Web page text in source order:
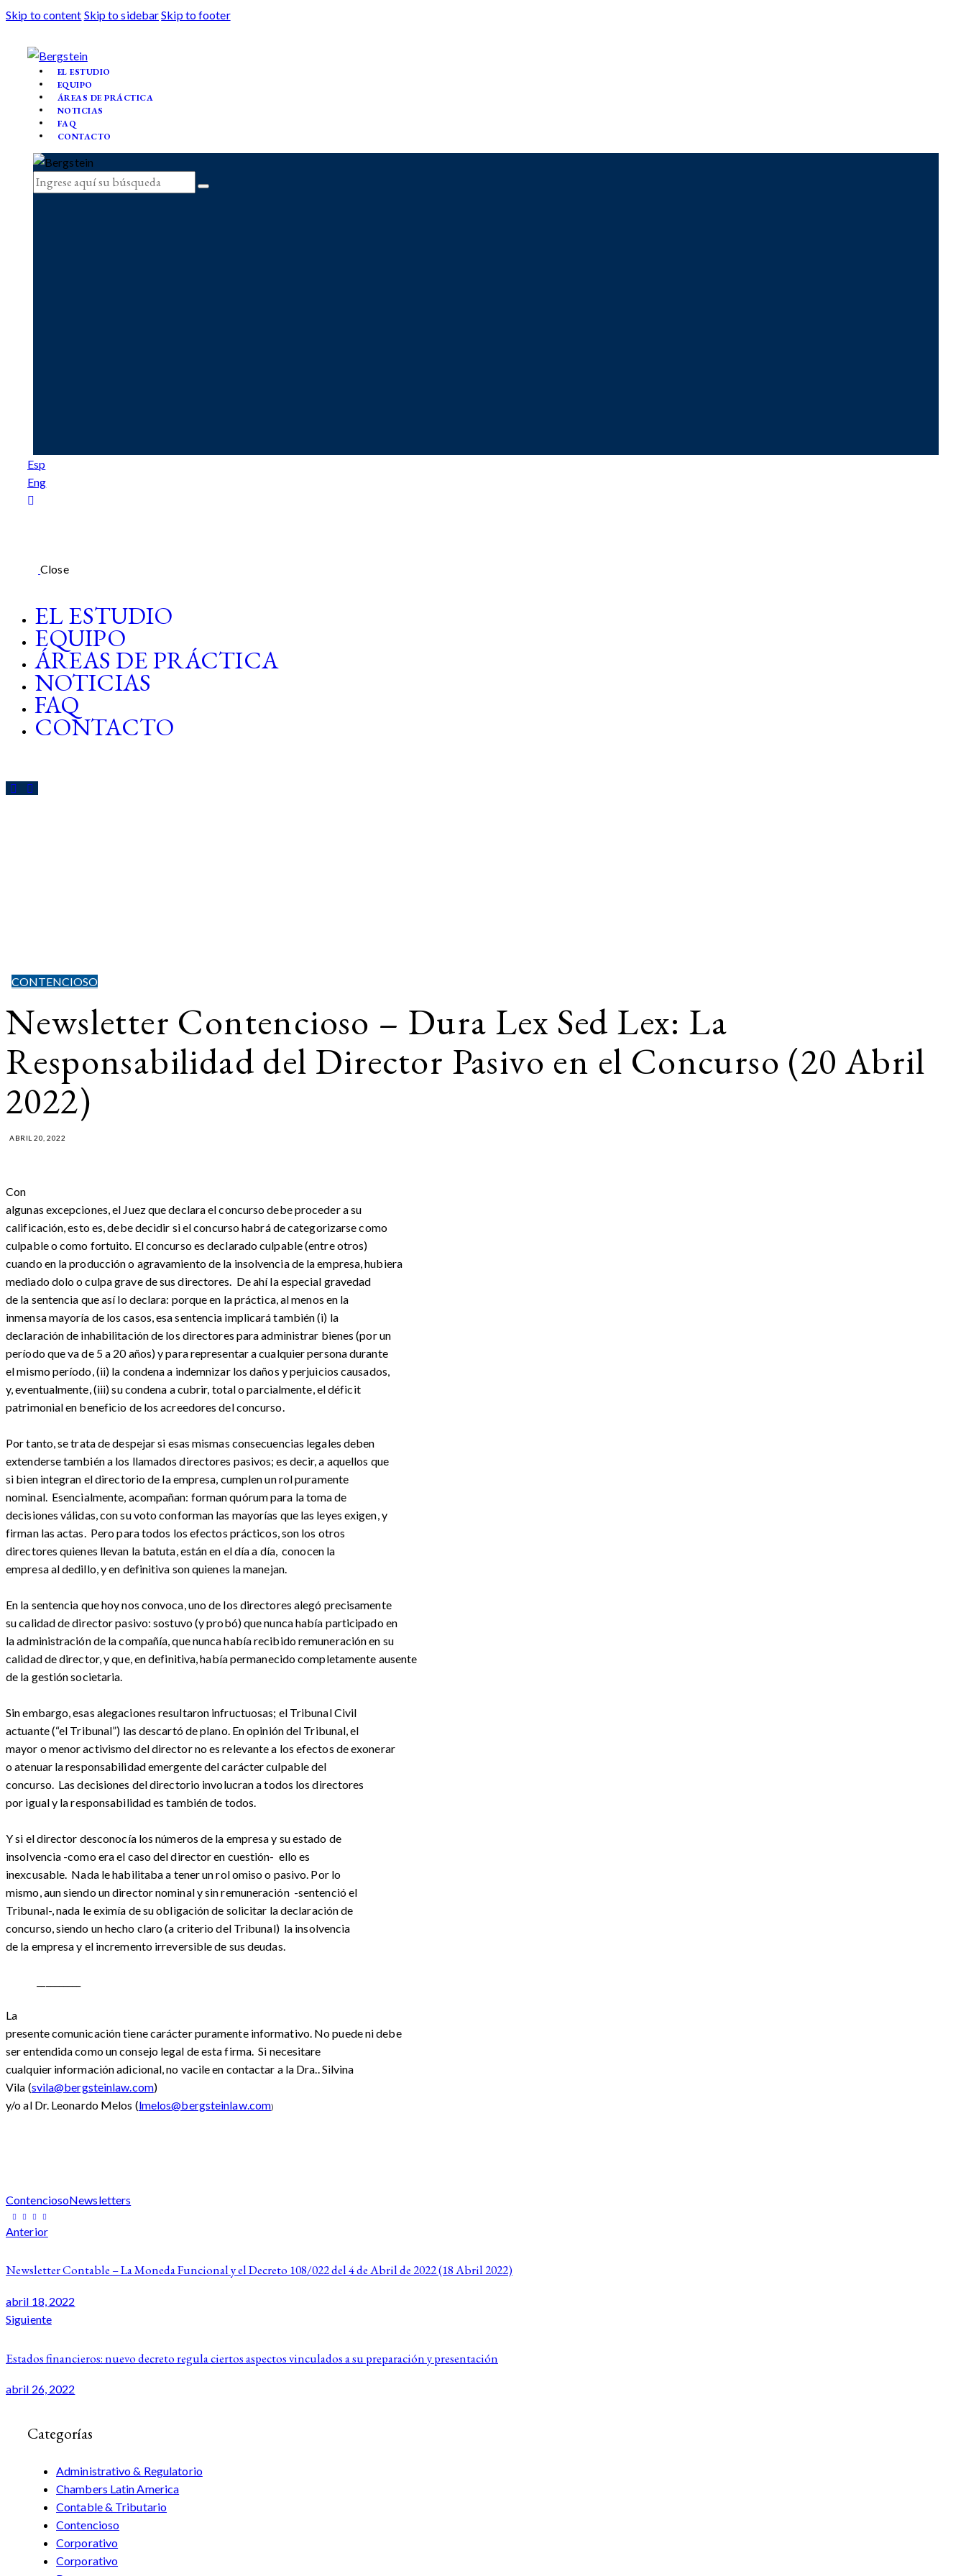
Skip to content Skip to sidebarSkip to footer
EL ESTUDIO
EQUIPO
ÁREAS DE PRÁCTICA
NOTICIAS
FAQ
CONTACTO
Esp
Eng
Close
EL ESTUDIO
EQUIPO
ÁREAS DE PRÁCTICA
NOTICIAS
FAQ
CONTACTO
CONTENCIOSO
Newsletter Contencioso – Dura Lex Sed Lex: La
Responsabilidad del Director Pasivo en el Concurso (20 Abril
2022)
ABRIL 20, 2022
Con
algunas excepciones, el Juez que declara el concurso debe proceder a su
calificación, esto es, debe decidir si el concurso habrá de categorizarse como
culpable o como fortuito. El concurso es declarado culpable (entre otros)
cuando en la producción o agravamiento de la insolvencia de la empresa, hubiera
mediado dolo o culpa grave de sus directores. De ahí la especial gravedad
de la sentencia que así lo declara: porque en la práctica, al menos en la
inmensa mayoría de los casos, esa sentencia implicará también (i) la
declaración de inhabilitación de los directores para administrar bienes (por un
período que va de 5 a 20 años) y para representar a cualquier persona durante
el mismo período, (ii) la condena a indemnizar los daños y perjuicios causados,
y, eventualmente, (iii) su condena a cubrir, total o parcialmente, el déficit
patrimonial en beneficio de los acreedores del concurso.
Por tanto, se trata de despejar si esas mismas consecuencias legales deben
extenderse también a los llamados directores pasivos; es decir, a aquellos que
si bien integran el directorio de la empresa, cumplen un rol puramente
nominal. Esencialmente, acompañan: forman quórum para la toma de
decisiones válidas, con su voto conforman las mayorías que las leyes exigen, y
firman las actas. Pero para todos los efectos prácticos, son los otros
directores quienes llevan la batuta, están en el día a día, conocen la
empresa al dedillo, y en definitiva son quienes la manejan.
En la sentencia que hoy nos convoca, uno de los directores alegó precisamente
su calidad de director pasivo: sostuvo (y probó) que nunca había participado en
la administración de la compañía, que nunca había recibido remuneración en su
calidad de director, y que, en definitiva, había permanecido completamente ausente
de la gestión societaria.
Sin embargo, esas alegaciones resultaron infructuosas; el Tribunal Civil
actuante (“el Tribunal”) las descartó de plano. En opinión del Tribunal, el
mayor o menor activismo del director no es relevante a los efectos de exonerar
o atenuar la responsabilidad emergente del carácter culpable del
concurso. Las decisiones del directorio involucran a todos los directores
por igual y la responsabilidad es también de todos.
Y si el director desconocía los números de la empresa y su estado de
insolvencia -como era el caso del director en cuestión- ello es
inexcusable. Nada le habilitaba a tener un rol omiso o pasivo. Por lo
mismo, aun siendo un director nominal y sin remuneración -sentenció el
Tribunal-, nada le eximía de su obligación de solicitar la declaración de
concurso, siendo un hecho claro (a criterio del Tribunal) la insolvencia
de la empresa y el incremento irreversible de sus deudas.
La
presente comunicación tiene carácter puramente informativo. No puede ni debe
ser entendida como un consejo legal de esta firma. Si necesitare
cualquier información adicional, no vacile en contactar a la Dra.. Silvina
Vila (svila@bergsteinlaw.com)
y/o al Dr. Leonardo Melos (lmelos@bergsteinlaw.com)
ContenciosoNewsletters
Navegación
de
entradas
Anterior
Newsletter Contable – La Moneda Funcional y el Decreto 108/022 del 4 de Abril de 2022 (18 Abril 2022)
abril 18, 2022
Siguiente
Estados financieros: nuevo decreto regula ciertos aspectos vinculados a su preparación y presentación
abril 26, 2022
Categorías
Administrativo & Regulatorio
Chambers Latin America
Contable & Tributario
Contencioso
Corporativo
Corporativo